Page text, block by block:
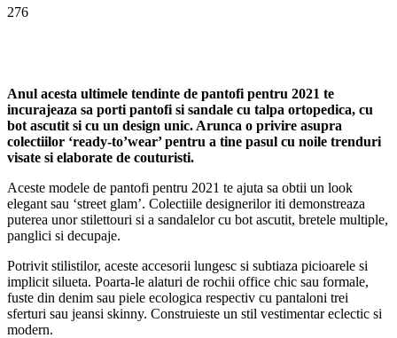
276
Anul acesta ultimele tendinte de pantofi pentru 2021 te
incurajeaza sa porti pantofi si sandale cu talpa ortopedica, cu
bot ascutit si cu un design unic. Arunca o privire asupra
colectiilor ‘ready-to’wear’ pentru a tine pasul cu noile trenduri
visate si elaborate de couturisti.
Aceste modele de pantofi pentru 2021 te ajuta sa obtii un look
elegant sau ‘street glam’. Colectiile designerilor iti demonstreaza
puterea unor stilettouri si a sandalelor cu bot ascutit, bretele multiple,
panglici si decupaje.
Potrivit stilistilor, aceste accesorii lungesc si subtiaza picioarele si
implicit silueta. Poarta-le alaturi de rochii office chic sau formale,
fuste din denim sau piele ecologica respectiv cu pantaloni trei
sferturi sau jeansi skinny. Construieste un stil vestimentar eclectic si
modern.